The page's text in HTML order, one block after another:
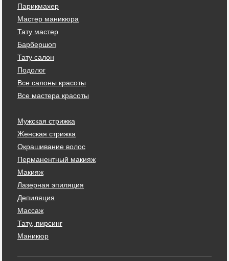
Парикмахер
Мастер маникюра
Тату мастер
Барбершоп
Тату салон
Подолог
Все салоны красоты
Все мастера красоты
Мужская стрижка
Женская стрижка
Окрашивание волос
Перманентный макияж
Макияж
Лазерная эпиляция
Депиляция
Массаж
Тату, пирсинг
Маникюр